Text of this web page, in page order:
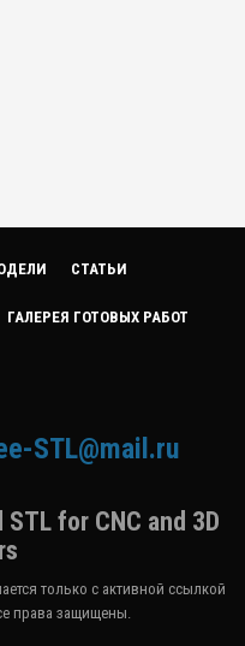
СТАТЬИ
ГАЛЕРЕЯ ГОТОВЫХ РАБОТ
STL@mail.ru
for CNC and 3D
только с активной ссылкой
права защищены.